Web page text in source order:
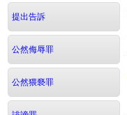
提出告訴
公然侮辱罪
公然猥褻罪